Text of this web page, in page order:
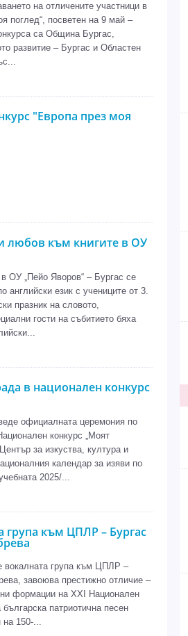
на отличените участници в
поглед“, посветен на 9 май –
са Община Бургас,
развитие – Бургас и Областен
"Европа през моя
любов към книгите в ОУ
ОУ „Пейо Яворов“ – Бургас се
английски език с учениците от 3.
празник на словото,
гости на събитието бяха
в национален конкурс
официалната церемония по
конкурс „Моят
за изкуства, култура и
календар за изяви по
2025/...
група към ЦПЛР – Бургас
вокалната група към ЦПЛР –
завоюва престижно отличие –
формации на XXI Национален
патриотична песен
на 150-...